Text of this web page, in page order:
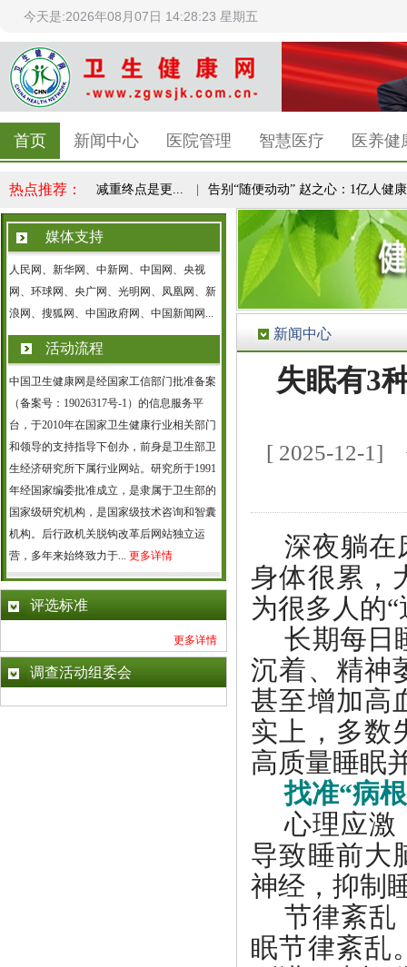
今天是:2026年08月07日 14:28:24 星期五
首页 新闻中心 医院管理 智慧医疗 医养健
热点推荐：
民健康共识，减重终点是更... | 告别“随便动动” 赵之心：1亿人健康
媒体支持
人民网、新华网、中新网、中国网、央视
网、环球网、央广网、光明网、凤凰网、新
浪网、搜狐网、中国政府网、中国新闻网...
活动流程
中国卫生健康网是经国家工信部门批准备案
（备案号：19026317号-1）的信息服务平
台，于2010年在国家卫生健康行业相关部门
和领导的支持指导下创办，前身是卫生部卫
生经济研究所下属行业网站。研究所于1991
年经国家编委批准成立，是隶属于卫生部的
国家级研究机构，是国家级技术咨询和智囊
机构。后行政机关脱钩改革后网站独立运
营，多年来始终致力于... 更多详情
评选标准
更多详情
调查活动组委会
新闻中心
失眠有3
[ 2025-12-1]
深夜躺在
身体很累，
为很多人的
长期每日
沉着、精神
甚至增加高
实上，多数
高质量睡眠
找准“病
心理应激
导致睡前大
神经，抑制
节律紊乱
眠节律紊乱